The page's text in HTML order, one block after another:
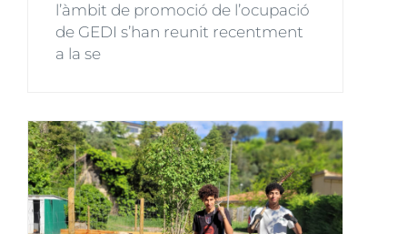
l’àmbit de promoció de l’ocupació
de GEDI s’han reunit recentment
a la se